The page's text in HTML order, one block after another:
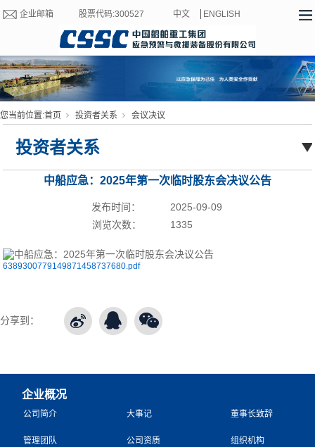
企业邮箱 股票代码:300527 中文 ENGLISH
您当前位置:首页 投资者关系 会议决议
投资者关系
中船应急：2025年第一次临时股东会决议公告
2025-09-09
发布时间：
1335
浏览次数：
6389300779149871458737680.pdf
分享到：
企业概况
公司简介 大事记 董事长致辞
管理团队 公司资质 组织机构